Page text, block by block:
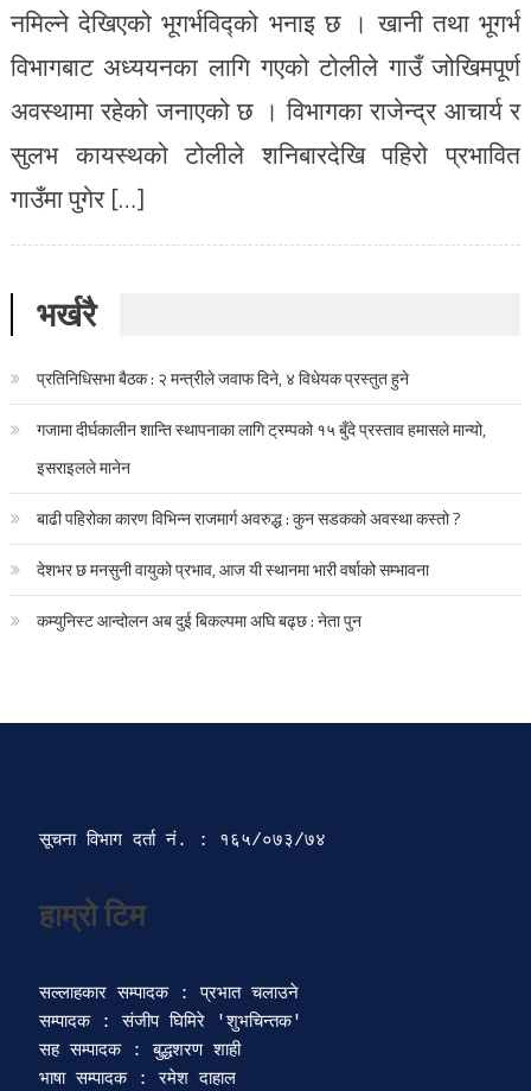
नमिल्ने देखिएको भूगर्भविद्को भनाइ छ । खानी तथा भूगर्भ
विभागबाट अध्ययनका लागि गएको टोलीले गाउँ जोखिमपूर्ण
अवस्थामा रहेको जनाएको छ । विभागका राजेन्द्र आचार्य र
सुलभ कायस्थको टोलीले शनिबारदेखि पहिरो प्रभावित
गाउँमा पुगेर […]
भर्खरै
प्रतिनिधिसभा बैठक : २ मन्त्रीले जवाफ दिने, ४ विधेयक प्रस्तुत हुने
गजामा दीर्घकालीन शान्ति स्थापनाका लागि ट्रम्पको १५ बुँदे प्रस्ताव हमासले मान्यो,
इसराइलले मानेन
बाढी पहिरोका कारण विभिन्न राजमार्ग अवरुद्ध : कुन सडकको अवस्था कस्तो ?
देशभर छ मनसुनी वायुको प्रभाव, आज यी स्थानमा भारी वर्षाको सम्भावना
कम्युनिस्ट आन्दोलन अब दुई बिकल्पमा अघि बढ्छ : नेता पुन
सूचना विभाग दर्ता‍ नं. : १६५/०७३/७४
हाम्रो टिम
सल्लाहकार सम्पादक : प्रभात चलाउने
सम्पादक : संजीप घिमिरे 'शुभचिन्तक'
सह सम्पादक : बुद्धशरण शाही
भाषा सम्पादक : रमेश दाहाल